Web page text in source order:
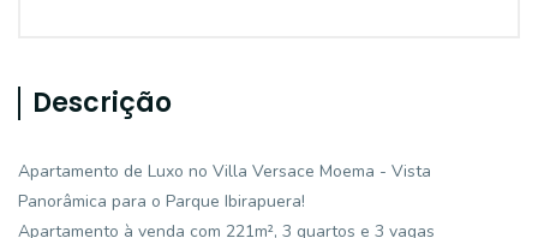
Descrição
Apartamento de Luxo no Villa Versace Moema - Vista
Panorâmica para o Parque Ibirapuera!
Apartamento à venda com 221m², 3 quartos e 3 vagas